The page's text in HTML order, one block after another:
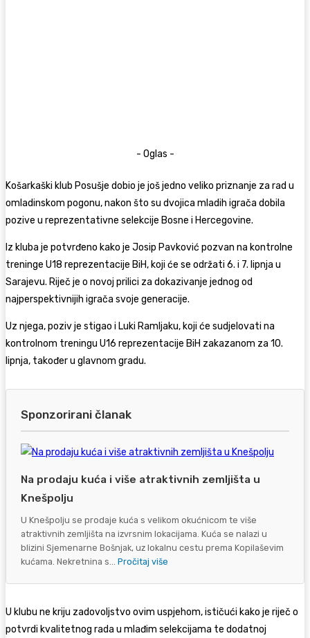
- Oglas -
Košarkaški klub Posušje dobio je još jedno veliko priznanje za rad u
omladinskom pogonu, nakon što su dvojica mladih igrača dobila
pozive u reprezentativne selekcije Bosne i Hercegovine.
Iz kluba je potvrđeno kako je Josip Pavković pozvan na kontrolne
treninge U18 reprezentacije BiH, koji će se održati 6. i 7. lipnja u
Sarajevu. Riječ je o novoj prilici za dokazivanje jednog od
najperspektivnijih igrača svoje generacije.
Uz njega, poziv je stigao i Luki Ramljaku, koji će sudjelovati na
kontrolnom treningu U16 reprezentacije BiH zakazanom za 10.
lipnja, također u glavnom gradu.
Sponzorirani članak
Na prodaju kuća i više atraktivnih zemljišta u
Knešpolju
U Knešpolju se prodaje kuća s velikom okućnicom te više
atraktivnih zemljišta na izvrsnim lokacijama. Kuća se nalazi u
blizini Sjemenarne Bošnjak, uz lokalnu cestu prema Kopilaševim
kućama. Nekretnina s... Pročitaj više
U klubu ne kriju zadovoljstvo ovim uspjehom, ističući kako je riječ o
potvrdi kvalitetnog rada u mlađim selekcijama te dodatnoj